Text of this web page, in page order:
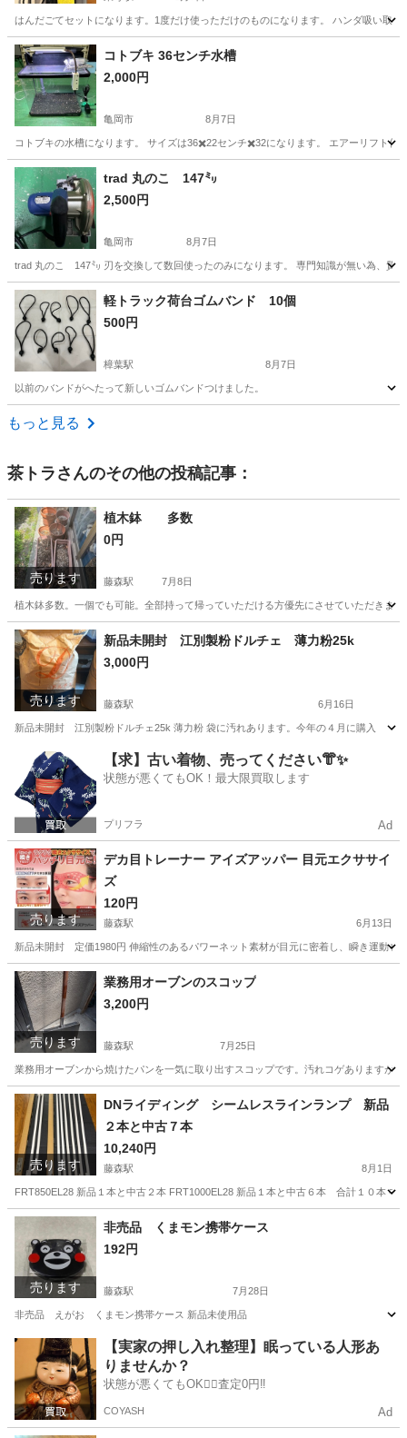
はんだごてセットになります。1度だけ使っただけのものになります。 ハンダ吸い取
京都 京都市 東寺駅 その他
コトブキ 36センチ水槽
2,000円
亀岡市 8月7日
コトブキの水槽になります。 サイズは36✖️22センチ✖️32になります。 エアーリフト仕
京都 亀岡市 その他
trad 丸のこ 147㍉
2,500円
亀岡市 8月7日
trad 丸のこ 147㍉ 刃を交換して数回使ったのみになります。 専門知識が無い為、質
京都 亀岡市 その他
軽トラック荷台ゴムバンド 10個
500円
樟葉駅 8月7日
以前のバンドがへたって新しいゴムバンドつけました。
京都 八幡市
もっと見る
茶トラ さんのその他の投稿記事：
売ります
植木鉢 多数
0円
藤森駅 7月8日
植木鉢多数。一個でも可能。全部持って帰っていただける方優先にさせていただきま
京都 京都市 藤森駅 家庭用品
売ります
新品未開封 江別製粉ドルチェ 薄力粉25k
3,000円
藤森駅 6月16日
新品未開封 江別製粉ドルチェ25k 薄力粉 袋に汚れあります。今年の４月に購入
京都 京都市 藤森駅 食品
【求】古い着物、売ってください👘✨
状態が悪くてもOK！最大限買取します
プリフラ Ad
売ります
デカ目トレーナー アイズアッパー 目元エクササイ
ズ
120円
藤森駅 6月13日
新品未開封 定価1980円 伸縮性のあるパワーネット素材が目元に密着し、瞬き運動を
京都 京都市 藤森駅 フェイスケア
売ります
業務用オーブンのスコップ
3,200円
藤森駅 7月25日
業務用オーブンから焼けたパンを一気に取り出すスコップです。汚れコゲありますが
京都 京都市 藤森駅 その他
売ります
DNライディング シームレスラインランプ 新品
２本と中古７本
10,240円
藤森駅 8月1日
FRT850EL28 新品１本と中古２本 FRT1000EL28 新品１本と中古６本 合計１０本 中
京都 京都市 藤森駅 照明器具 新品
売ります
非売品 くまモン携帯ケース
192円
藤森駅 7月28日
非売品 えがお くまモン携帯ケース 新品未使用品
京都 京都市 藤森駅 ノベルティグッズ
【実家の押し入れ整理】眠っている人形あ
りませんか？
状態が悪くてもOK🙆‍♀️査定0円‼️
COYASH Ad